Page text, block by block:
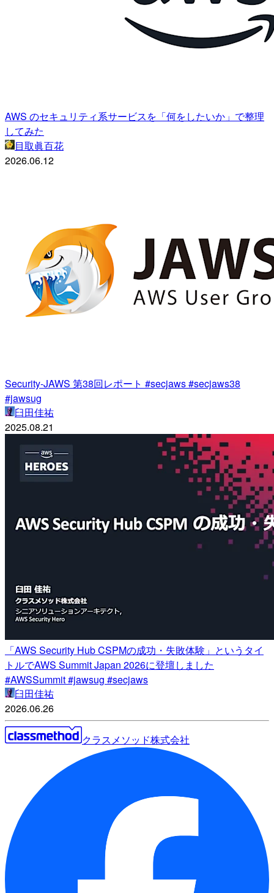
AWS のセキュリティ系サービスを「何をしたいか」で整理
してみた
目取眞百花
2026.06.12
Security-JAWS 第38回レポート #secjaws #secjaws38
#jawsug
臼田佳祐
2025.08.21
「AWS Security Hub CSPMの成功・失敗体験」というタイ
トルでAWS Summit Japan 2026に登壇しました
#AWSSummit #jawsug #secjaws
臼田佳祐
2026.06.26
クラスメソッド株式会社